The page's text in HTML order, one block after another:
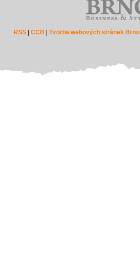
RSS |CCB |Tvorba webových stránek Brno